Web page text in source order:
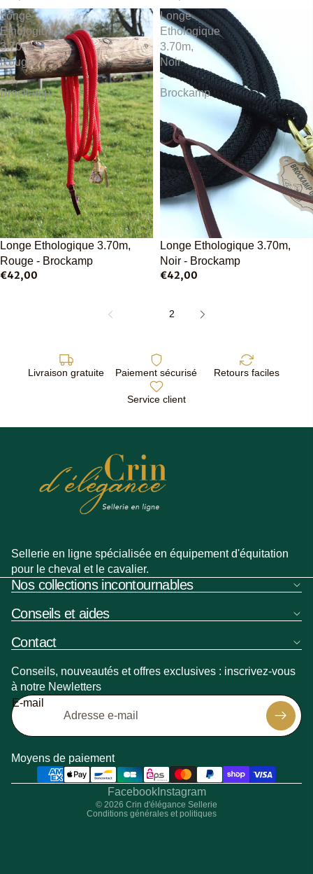
Longe
Ethologique
3.70m,
Rouge
-
Brockamp
Longe Ethologique 3.70m,
Rouge - Brockamp
€42,00
Longe
Ethologique
3.70m,
Noir
-
Brockamp
Épuisé
Longe Ethologique 3.70m,
Noir - Brockamp
€42,00
2
Livraison gratuite Paiement sécurisé Retours faciles
Service client
Sellerie en ligne spécialisée en équipement d'équitation
pour le cheval et le cavalier.
Nos collections incontournables
Conseils et aides
Contact
Conseils, nouveautés et offres exclusives : inscrivez-vous
à notre Newletters
E-mail
Moyens de paiement
FacebookInstagram
© 2026 Crin d'élégance Sellerie
Conditions générales et politiques
Politique de remboursement
Politique de confidentialité
Conditions générales de vente